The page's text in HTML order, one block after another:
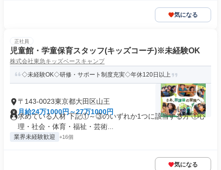
気になる
正社員
児童館・学童保育スタッフ(キッズコーチ)※未経験OK
株式会社東急キッズベースキャンプ
◇未経験OK◇研修・サポート制度充実◇年休120日以上
〒143-0023東京都大田区山王
月給24万1000円～27万1000円
求めている人材 下記①～③のいずれか1つに該当する方 ①心
理・社会・体育・福祉・芸術...
業界未経験歓迎 +16個
気になる